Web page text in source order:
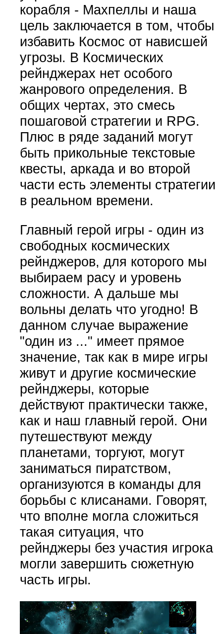
корабля - Махпеллы и наша
цель заключается в том, чтобы
избавить Космос от нависшей
угрозы. В Космических
рейнджерах нет особого
жанрового определения. В
общих чертах, это смесь
пошаговой стратегии и RPG.
Плюс в ряде заданий могут
быть прикольные текстовые
квесты, аркада и во второй
части есть элементы стратегии
в реальном времени.
Главный герой игры - один из
свободных космических
рейнджеров, для которого мы
выбираем расу и уровень
сложности. А дальше мы
вольны делать что угодно! В
данном случае выражение
"один из ..." имеет прямое
значение, так как в мире игры
живут и другие космические
рейнджеры, которые
действуют практически также,
как и наш главный герой. Они
путешествуют между
планетами, торгуют, могут
заниматься пиратством,
организуются в команды для
борьбы с клисанами. Говорят,
что вполне могла сложиться
такая ситуация, что
рейнджеры без участия игрока
могли завершить сюжетную
часть игры.